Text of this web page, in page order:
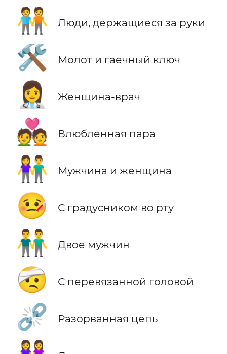
🧑‍🤝‍🧑 Люди, держащиеся за руки
🛠️ Молот и гаечный ключ
👩‍⚕️ Женщина-врач
💑 Влюбленная пара
👫 Мужчина и женщина
🤒 С градусником во рту
👬 Двое мужчин
🤕 С перевязанной головой
⛓️‍💥 Разорванная цепь